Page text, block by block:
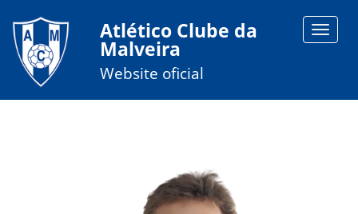
Toggle
Atlético Clube da
Malveira
Website oficial